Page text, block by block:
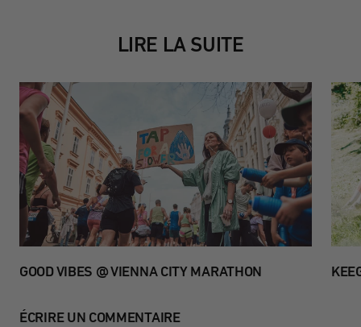
LIRE LA SUITE
GOOD VIBES @ VIENNA CITY MARATHON
ÉCRIRE UN COMMENTAIRE